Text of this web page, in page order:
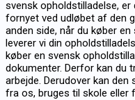
svensk opholdstilladelse,
fornyet ved udløbet af den
anden side, når du køber
leverer vi din
køber en svensk
dokumenter. Derfor kan du
arbejde. Derudover kan
fra os, bruges til skole eller